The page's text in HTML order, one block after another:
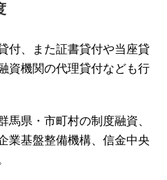
付、また証書貸付や当座貸
資機関の代理貸付なども行
馬県・市町村の制度融資、
業基盤整備機構、信金中央